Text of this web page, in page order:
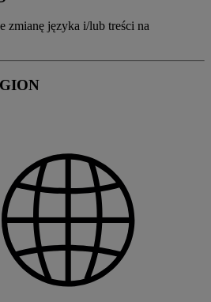
zmianę języka i/lub treści na